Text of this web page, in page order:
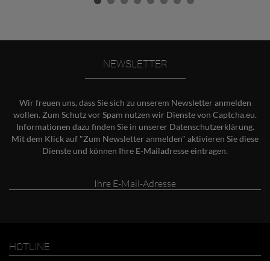
NEWSLETTER
Wir freuen uns, dass Sie sich zu unserem Newsletter anmelden
wollen. Zum Schutz vor Spam nutzen wir Dienste von Captcha.eu.
Informationen dazu finden Sie in unserer Datenschutzerklärung.
Mit dem Klick auf "Zum Newsletter anmelden" aktivieren Sie diese
Dienste und können Ihre E-Mailadresse eintragen.
HOTLINE